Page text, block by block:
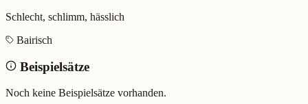
Schiach (Bairisch)
Bedeutung: Schlecht, schlimm, hässlich
Eingereicht von: Mundwerk Team
Schlecht, schlimm, hässlich
Bairisch
Beispielsätze
Noch keine Beispielsätze vorhanden.